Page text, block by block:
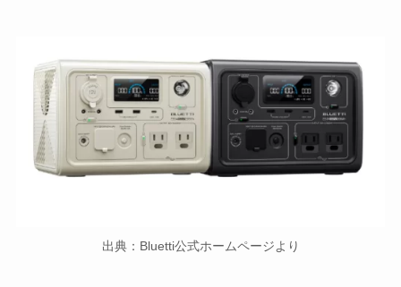
出典：Bluetti公式ホームページより